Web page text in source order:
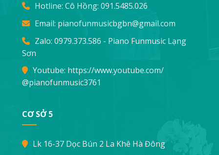
Hotline: Cô Hồng: 091.5485.026
Email: pianofunmusicbgbn@gmail.com
Zalo: 0979.373.586 - Piano Funmusic Lạng
Sơn
Youtube: https://www.youtube.com/
@pianofunmusic3761
CƠ SỞ 5
Lk 16-37 Dọc Bún 2 La Khê Hà Đông